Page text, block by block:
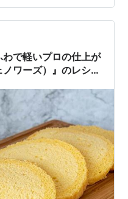
で軽いプロの仕上が
ノワーズ）』のレシ